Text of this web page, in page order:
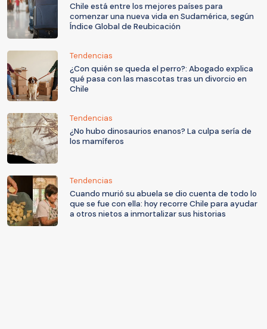
Chile está entre los mejores países para
comenzar una nueva vida en Sudamérica, según
Índice Global de Reubicación
Tendencias
¿Con quién se queda el perro?: Abogado explica
qué pasa con las mascotas tras un divorcio en
Chile
Tendencias
¿No hubo dinosaurios enanos? La culpa sería de
los mamíferos
Tendencias
Cuando murió su abuela se dio cuenta de todo lo
que se fue con ella: hoy recorre Chile para ayudar
a otros nietos a inmortalizar sus historias